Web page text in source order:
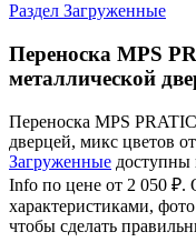
Раздел Загруженные
Переноска MPS
металлической
Переноска MPS
дверцей, микс цветов от
Загруженные доступны
Info по цене от 2 050 ₽.
характеристиками,
чтобы сделать